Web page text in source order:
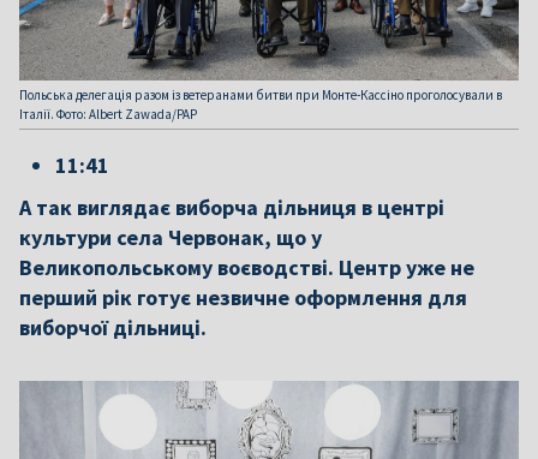
Польська делегація разом із ветеранами битви при Монте-Кассіно проголосували в
Італії. Фото: Albert Zawada/PAP
11:41
А так виглядає виборча дільниця в центрі
культури села Червонак, що у
Великопольському воєводстві. Центр уже не
перший рік готує незвичне оформлення для
виборчої дільниці.